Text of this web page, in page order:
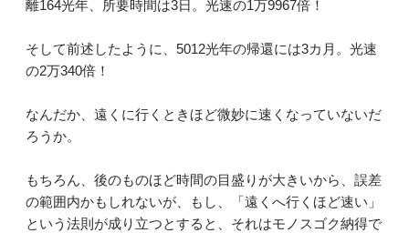
離164光年、所要時間は3日。光速の1万9967倍！
そして前述したように、5012光年の帰還には3カ月。光速
の2万340倍！
なんだか、遠くに行くときほど微妙に速くなっていないだ
ろうか。
もちろん、後のものほど時間の目盛りが大きいから、誤差
の範囲内かもしれないが、もし、「遠くへ行くほど速い」
という法則が成り立つとすると、それはモノスゴク納得で